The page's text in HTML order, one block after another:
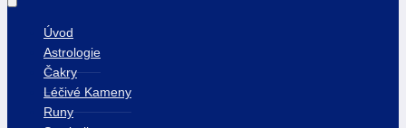
Úvod
Astrologie
Čakry
Léčivé Kameny
Runy